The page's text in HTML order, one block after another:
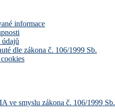
informace
údajů
dle zákona č. 106/1999 Sb.
ve smyslu zákona č. 106/1999 Sb.